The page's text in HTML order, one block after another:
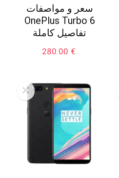
سعر و مواصفات
OnePlus Turbo 6
تفاصيل كاملة
€
280.00